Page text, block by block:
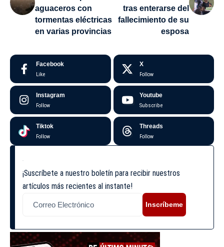
aguaceros con
tormentas eléctricas
en varias provincias
tras enterarse del
fallecimiento de su
esposa
Facebook
Like
X
Follow
Instagram
Follow
Youtube
Subscribe
Tiktok
Follow
Threads
Follow
¡Suscríbete a nuestro boletín para recibir nuestros
artículos más recientes al instante!
Inscríbeme